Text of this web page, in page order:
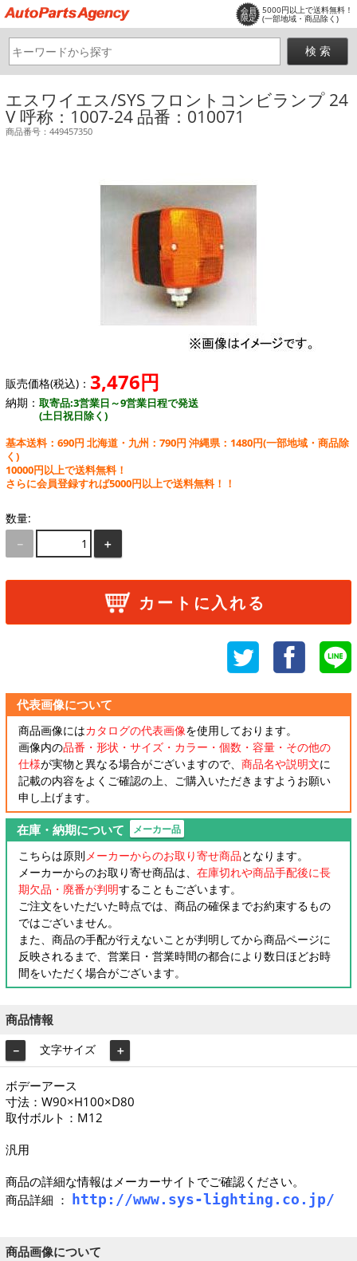
会員
限定
5000円以上で送料無料！
(一部地域・商品除く)
エスワイエス/SYS フロントコンビランプ 24
V 呼称：1007-24 品番：010071
商品番号：449457350
販売価格(税込)： 3,476円
納期： 取寄品:3営業日～9営業日程で発送
(土日祝日除く)
基本送料：690円 北海道・九州：790円 沖縄県：1480円(一部地域・商品除
く)
10000円以上で送料無料！
さらに会員登録すれば5000円以上で送料無料！！
数量:
－
＋
カートに入れる
代表画像について
商品画像にはカタログの代表画像を使用しております。
画像内の品番・形状・サイズ・カラー・個数・容量・その他の
仕様が実物と異なる場合がございますので、 商品名や説明文に
記載の内容をよくご確認の上、ご購入いただきますようお願い
申し上げます。
在庫・納期について メーカー品
こちらは原則メーカーからのお取り寄せ商品となります。
メーカーからのお取り寄せ商品は、 在庫切れや商品手配後に長
期欠品・廃番が判明することもございます。
ご注文をいただいた時点では、商品の確保までお約束するもの
ではございません。
また、商品の手配が行えないことが判明してから商品ページに
反映されるまで、営業日・営業時間の都合により数日ほどお時
間をいただく場合がございます。
商品情報
－ 文字サイズ ＋
ボデーアース
寸法：W90×H100×D80
取付ボルト：M12
汎用
商品の詳細な情報はメーカーサイトでご確認ください。
商品詳細 ： http://www.sys-lighting.co.jp/
商品画像について